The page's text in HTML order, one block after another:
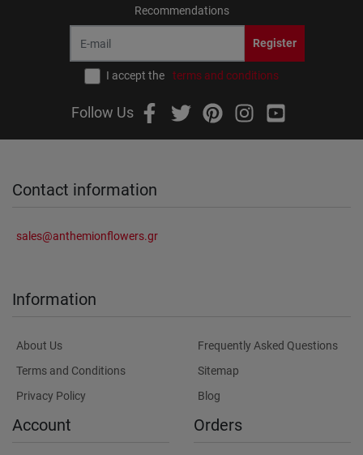
Recommendations
Register
I accept the terms and conditions
Follow Us
Contact information
sales@anthemionflowers.gr
Information
About Us
Terms and Conditions
Privacy Policy
Frequently Asked Questions
Sitemap
Blog
Account Orders